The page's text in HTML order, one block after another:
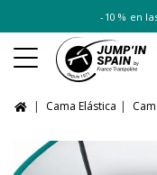
-10 % en
Cama Elástica